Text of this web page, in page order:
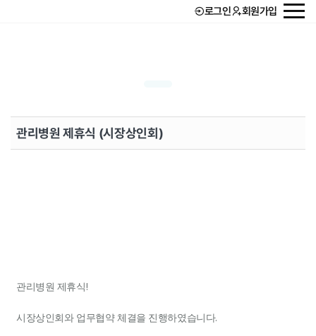
고객후기
로그인 회원가입
관리병원 제휴식 (시장상인회)
관리병원 제휴식!
시장상인회와 업무협약 체결을 진행하였습니다.